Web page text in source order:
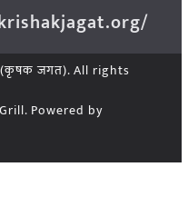
(कृषक जगत). All rights
Powered by